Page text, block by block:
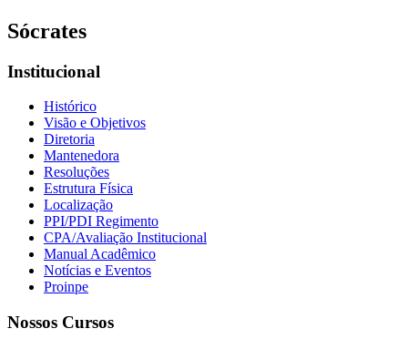
Sócrates
Institucional
Histórico
Visão e Objetivos
Diretoria
Mantenedora
Resoluções
Estrutura Física
Localização
PPI/PDI Regimento
CPA/Avaliação Institucional
Manual Acadêmico
Notícias e Eventos
Proinpe
Nossos Cursos